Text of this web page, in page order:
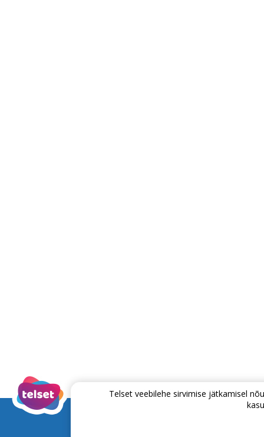
Telset veebilehe sirvimise jätkamisel